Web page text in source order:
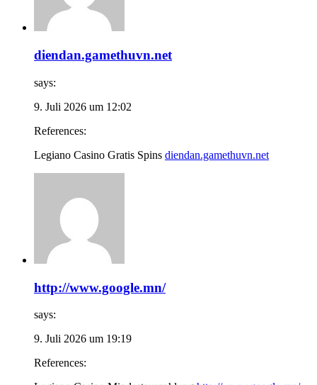
diendan.gamethuvn.net
says:
9. Juli 2026 um 12:02
References:
Legiano Casino Gratis Spins diendan.gamethuvn.net
http://www.google.mn/
says:
9. Juli 2026 um 19:19
References: